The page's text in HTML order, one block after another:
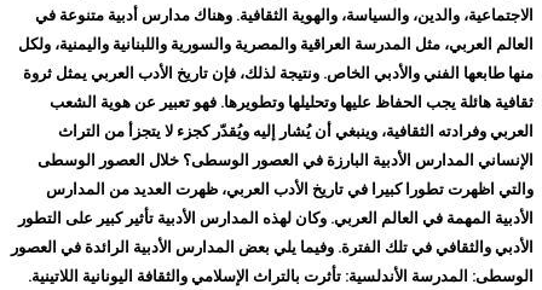
الاجتماعية، والدين، والسياسة، والهوية الثقافية. وهناك مدارس أدبية متنوعة في
العالم العربي، مثل المدرسة العراقية والمصرية والسورية واللبنانية واليمنية، ولكل
منها طابعها الفني والأدبي الخاص. ونتيجة لذلك، فإن تاريخ الأدب العربي يمثل ثروة
ثقافية هائلة يجب الحفاظ عليها وتحليلها وتطويرها. فهو تعبير عن هوية الشعب
العربي وفرادته الثقافية، وينبغي أن يُشار إليه ويُقدّر كجزء لا يتجزأ من التراث
الإنساني المدارس الأدبية البارزة في العصور الوسطى؟ خلال العصور الوسطى
والتي اظهرت تطورا كبيرا في تاريخ الأدب العربي، ظهرت العديد من المدارس
الأدبية المهمة في العالم العربي. وكان لهذه المدارس الأدبية تأثير كبير على التطور
الأدبي والثقافي في تلك الفترة. وفيما يلي بعض المدارس الأدبية الرائدة في العصور
الوسطى: المدرسة الأندلسية: تأثرت بالتراث الإسلامي والثقافة اليونانية اللاتينية.